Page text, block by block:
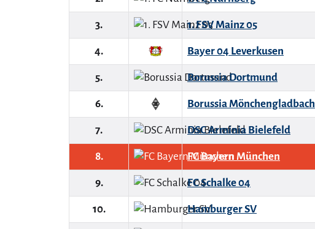
3. 1. FSV Mainz 05
4. Bayer 04 Leverkusen
5. Borussia Dortmund
6. Borussia Mönchengladbach
7. DSC Arminia Bielefeld
8. FC Bayern München
9. FC Schalke 04
10. Hamburger SV